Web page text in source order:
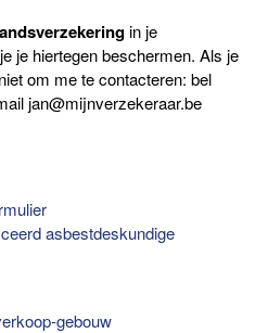
in je
je hiertegen beschermen. Als je
om me te contacteren: bel
jan@mijnverzekeraar.be
asbestdeskundige
gebouw